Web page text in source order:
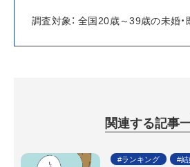
調査対象： 全国20歳～39歳の未婚
関連する記事
ランキング